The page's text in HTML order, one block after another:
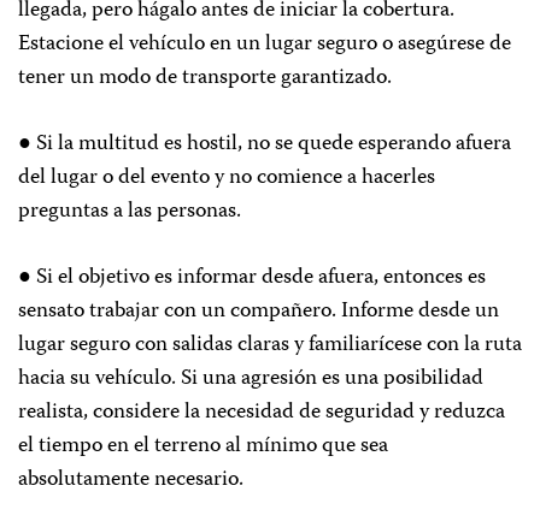
llegada, pero hágalo antes de iniciar la cobertura.
Estacione el vehículo en un lugar seguro o asegúrese de
tener un modo de transporte garantizado.
● Si la multitud es hostil, no se quede esperando afuera
del lugar o del evento y no comience a hacerles
preguntas a las personas.
● Si el objetivo es informar desde afuera, entonces es
sensato trabajar con un compañero. Informe desde un
lugar seguro con salidas claras y familiarícese con la ruta
hacia su vehículo. Si una agresión es una posibilidad
realista, considere la necesidad de seguridad y reduzca
el tiempo en el terreno al mínimo que sea
absolutamente necesario.